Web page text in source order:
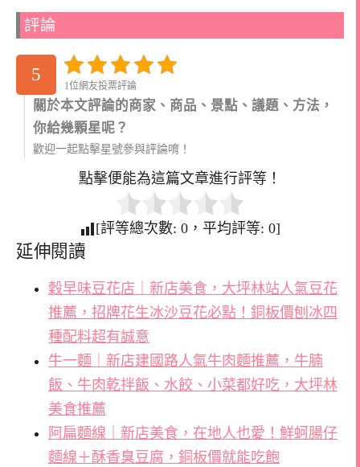
評論
5
1位網友投票評論
關於本文評論的商家、商品、景點、議題、方法，
你給幾顆星呢？
歡迎一起點擊星號參與評論唷！
點擊便能為這篇文章進行評等！
[評等總次數: 0 ，平均評等: 0]
延伸閱讀
穀早味豆花店｜新店美食，大坪林站人氣豆花
推薦，招牌花生冰沙豆花必點！銅板價刨冰四
種配料超有誠意
牛一麵｜新店建國路人氣牛肉麵推薦，牛腩
飯、牛肉乾拌飯、水餃、小菜都好吃，大坪林
美食推薦
阿扁麵線｜新店美食，在地人也愛！鮮蚵腸仔
麵線＋酥香臭豆腐，銅板價就能吃飽